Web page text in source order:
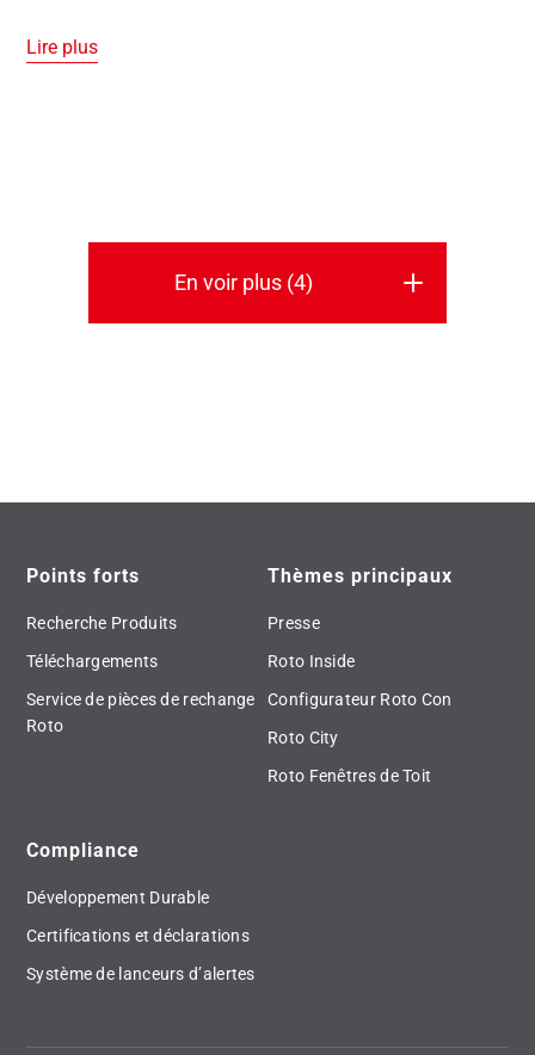
Lire plus
En voir plus (4)
Points forts
Recherche Produits
Téléchargements
Service de pièces de rechange
Roto
Thèmes principaux
Presse
Roto Inside
Configurateur Roto Con
Roto City
Roto Fenêtres de Toit
Compliance
Développement Durable
Certifications et déclarations
Système de lanceurs d’alertes